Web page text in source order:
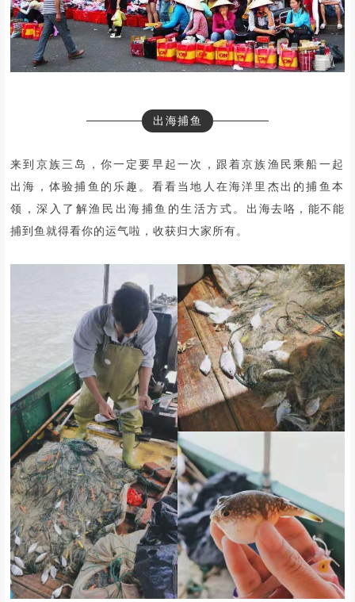
出海捕鱼
来到京族三岛，你一定要早起一次，跟着京族渔民乘船一起
出海，体验捕鱼的乐趣。看看当地人在海洋里杰出的捕鱼本
领，深入了解渔民出海捕鱼的生活方式。 出海去咯，能不能
捕到鱼就得看你的运气啦，收获归大家所有。